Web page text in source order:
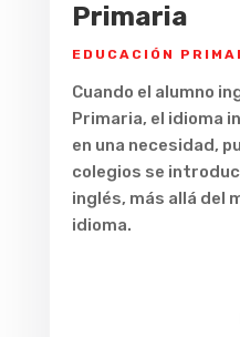
Primaria
EDUCACIÓN
Cuando el alumno
Primaria, el idioma
en una necesidad,
colegios se
inglés, más allá del
idioma.